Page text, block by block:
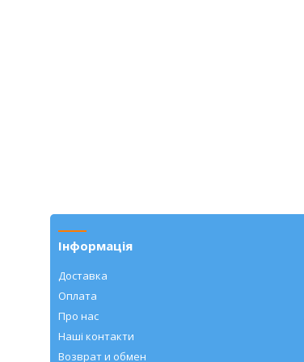
Інформація
Доставка
Оплата
Про нас
Наші контакти
Возврат и обмен